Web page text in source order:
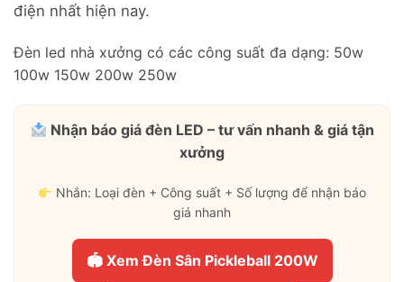
điện nhất hiện nay.
Đèn led nhà xưởng có các công suất đa dạng: 50w
100w 150w 200w 250w
Nhận báo giá đèn LED – tư vấn nhanh & giá tận
xưởng
Nhắn: Loại đèn + Công suất + Số lượng để nhận báo
giá nhanh
🏟 Xem Đèn Sân Pickleball 200W